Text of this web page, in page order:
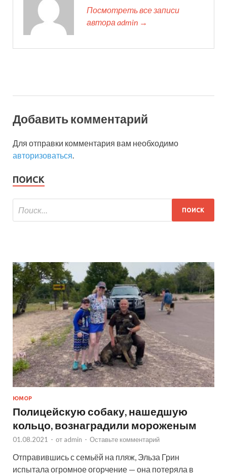
Посмотреть все записи
автора admin →
Добавить комментарий
Для отправки комментария вам необходимо
авторизоваться.
ПОИСК
ЮМОР
Полицейскую собаку, нашедшую
кольцо, вознаградили мороженым
01.08.2021 - от admin - Оставьте комментарий
Отправившись с семьёй на пляж, Эльза Грин
испытала огромное огорчение — она потеряла в